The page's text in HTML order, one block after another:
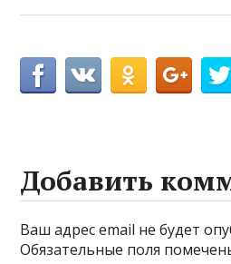
Добавить
Ваш адрес email не будет
Обязательные поля